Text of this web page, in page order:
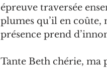
épreuve traversée
plumes qu’il en coûte,
présence prend
Tante Beth chérie, ma